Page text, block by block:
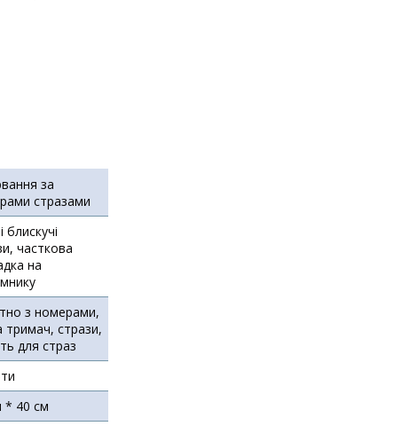
за
стразами
блискучі
часткова
на
з номерами,
тримач, стрази,
для страз
* 40 см